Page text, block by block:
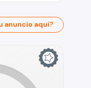
anuncio aquí?